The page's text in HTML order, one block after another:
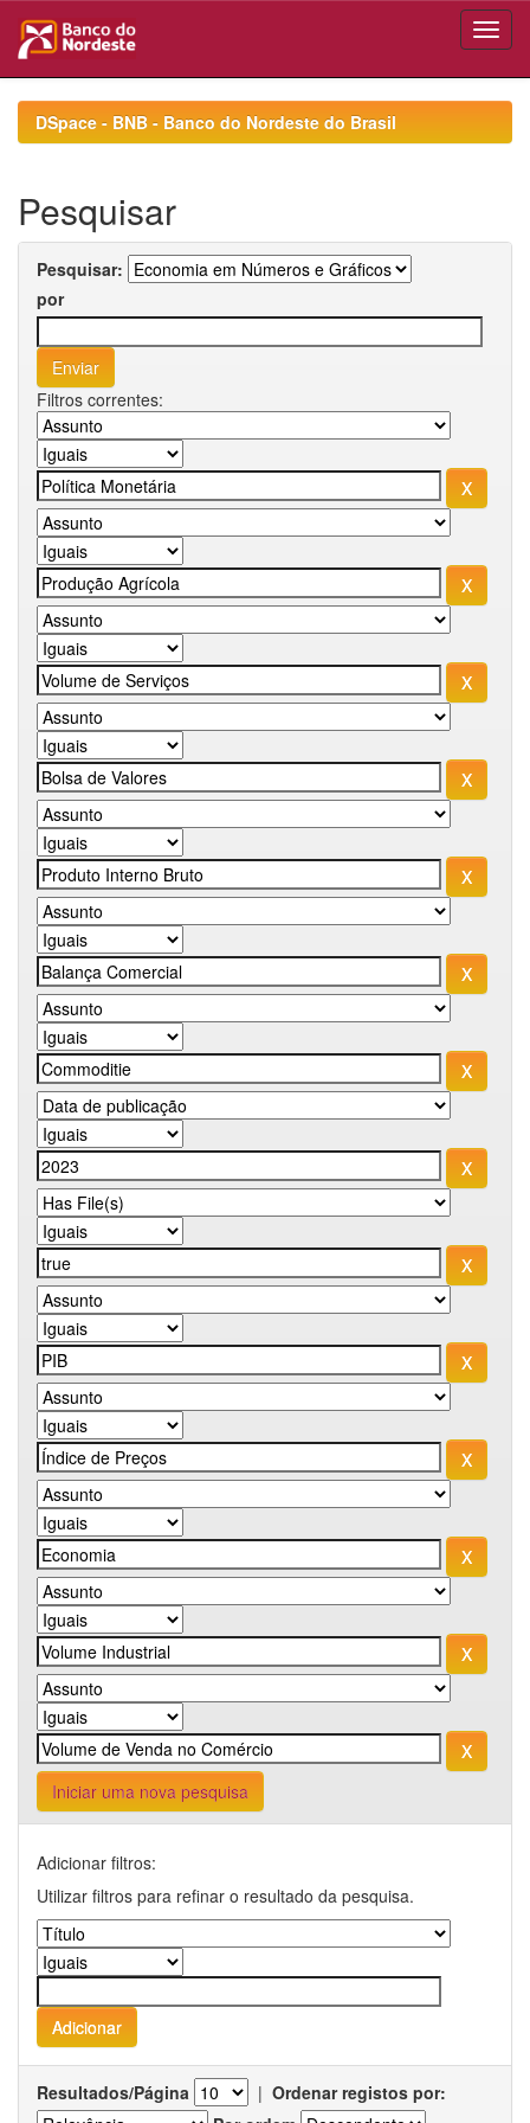
navigationDSpace - BNB - Banco do Nordeste do Brasil
Pesquisar
Pesquisar:
por
Filtros correntes:
Iniciar uma nova pesquisa
Adicionar filtros:
Utilizar filtros para refinar o resultado da pesquisa.
Resultados/Página | Ordenar registos por: